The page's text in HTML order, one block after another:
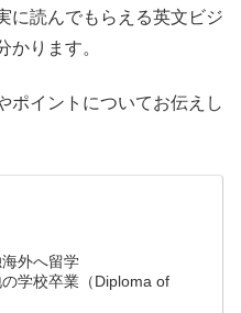
に読んでもらえる英文ビジ
かります。
ポイントについてお伝えし
海外へ留学
の学校卒業（Diploma of